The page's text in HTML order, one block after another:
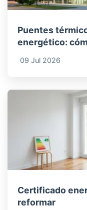
Puentes
energético:
09 Jul 2026
Certificado
reformar